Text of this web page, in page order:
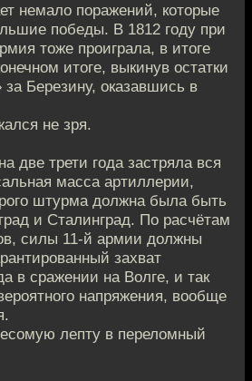
немало поражений, которые
победы. В 1812 году при
тоже проиграла, в итоге
итоге, выкинув остатки
за Березину, оказавшись в
не зря.
две трети года застряла вся
масса артиллерии,
штурма должна была быть
и Сталинград. По расчётам
силы 11-й армии должны
захват
в сражении на Волге, и так
напряжения, вообще
лепту в переломный